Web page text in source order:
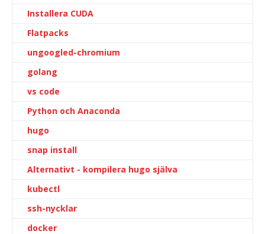
Installera CUDA
Flatpacks
ungoogled-chromium
golang
vs code
Python och Anaconda
hugo
snap install
Alternativt - kompilera hugo själva
kubectl
ssh-nycklar
docker